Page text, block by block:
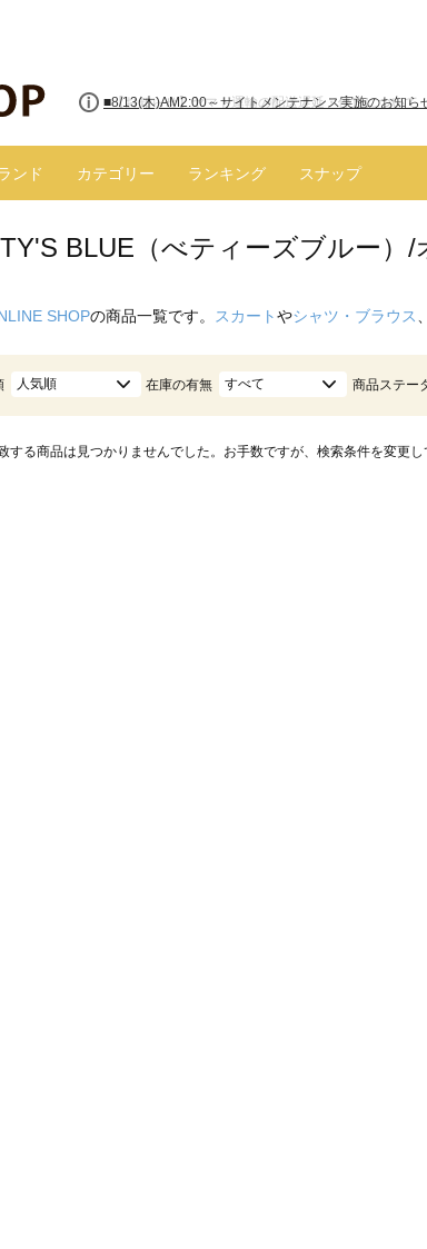
■8/13(木)AM2:00～サイトメンテナンス実施のお知ら
ンド カテゴリー ランキング スナップ
BLUE（べティーズブルー）/
SHOPの商品一覧です。 スカートやシャツ・ブラウス
人気順 在庫の有無 すべて 商品ステー
する商品は見つかりませんでした。お手数ですが、検索条件を変更し